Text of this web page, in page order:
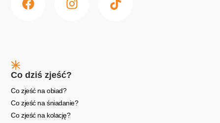
Co dziś zjeść?
Co zjeść na obiad?
Co zjeść na śniadanie?
Co zjeść na kolację?